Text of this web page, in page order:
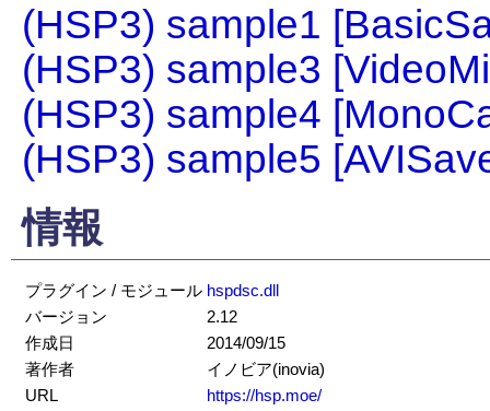
(HSP3) sample1
(HSP3) sample3
(HSP3) sample4
(HSP3) sample5
情報
プラグイン / モジュール hspdsc.dll
バージョン
2.12
作成日
2014/09/15
著作者
イノビア(inovia)
URL
https://hsp.moe/